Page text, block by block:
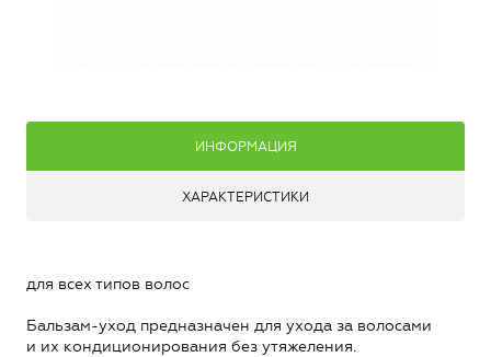
ИНФОРМАЦИЯ
ХАРАКТЕРИСТИКИ
для всех типов волос
Бальзам-уход предназначен для ухода за волосами
и их кондиционирования без утяжеления.